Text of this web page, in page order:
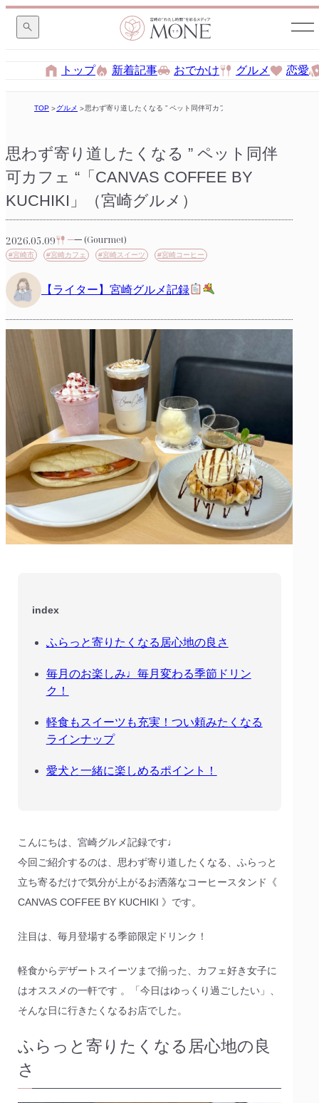
トップ 新着記事 おでかけ グルメ 恋愛
TOP グルメ 思わず寄り道したくなる ” ペット同伴可カフェ “「CANVAS COFFEE
思わず寄り道したくなる ” ペット同伴
可カフェ “「CANVAS COFFEE BY
KUCHIKI」（宮崎グルメ）
2026.05.09 (Gourmet)
#宮崎市 #宮崎カフェ #宮崎スイーツ #宮崎コーヒー
【ライター】宮崎グルメ記録
index
ふらっと寄りたくなる居心地の良さ
毎月のお楽しみ♩毎月変わる季節ドリン
ク！
軽食もスイーツも充実！つい頼みたくなる
ラインナップ
愛犬と一緒に楽しめるポイント！
こんにちは、宮崎グルメ記録です♩
今回ご紹介するのは、思わず寄り道したくなる、ふらっと
立ち寄るだけで気分が上がるお洒落なコーヒースタンド《
CANVAS COFFEE BY KUCHIKI 》です。
注目は、毎月登場する季節限定ドリンク！
軽食からデザートスイーツまで揃った、カフェ好き女子に
はオススメの一軒です 。「今日はゆっくり過ごしたい」、
そんな日に行きたくなるお店でした。
ふらっと寄りたくなる居心地の良
さ